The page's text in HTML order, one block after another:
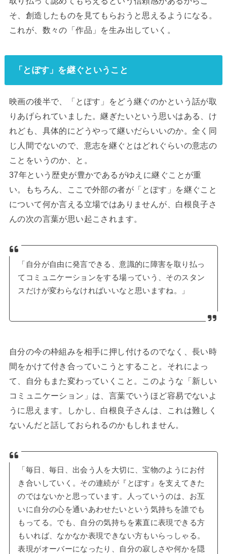
そ、創造したものを見てもらおうと思えるようになる。
これが、数々の「作品」を生み出していく。
「とぽす」を継ぐということ
映画の後半で、「とぽす」をどう継ぐのかという話が取
りあげられていました。継ぎたいという思いはある、け
れども、具体的にどうやって継いだらいいのか。全く同
じ人間でないので、意志を継ぐとはどれぐらいの意志の
ことをいうのか、と。
37年という歴史が豊かであるがゆえに継ぐことが重
い。もちろん、ここで外部の者が「とぽす」を継ぐこと
について何か言える立場ではありませんが、白根良子さ
んの次の言葉が思い起こされます。
「自分が自由に発言できる、意識的に障害を取り払っ
てコミュニケーションをする場っていう、そのスタン
スだけが変わらなければいいなと思いますね。」
自分の今の枠組みを相手に押し付けるのでなく、長い時
間をかけて付き合っていこうとすること。それによっ
て、自分もまた変わっていくこと。このような「新しい
コミュニケーション」は、言葉でいうほど容易でないよ
うに思えます。しかし、白根良子さんは、これは難しく
ないんだと話しておられるのかもしれません。
「毎日、毎日、出会う人を大切に、宝物のようにお付
き合いしていく。その連続が『とぽす』を支えてきた
のではないかと思っています。人っていうのは、お互
いに自分の心を通いあわせたいという気持ちを誰でも
もってる。でも、自分の気持ちを素直に表現できる方
もいれば、なかなか表現できない方もいらっしゃる。
表現がオーバーになったり、自分の寂しさや何かを隠